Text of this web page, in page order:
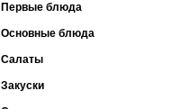
Первые блюда
Основные блюда
Салаты
Закуски